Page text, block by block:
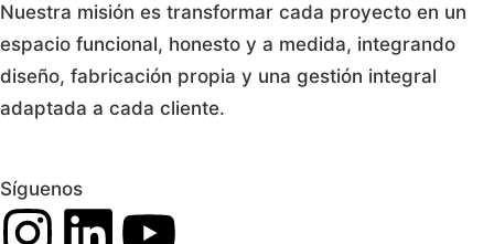
Nuestra misión es transformar cada proyecto en un
espacio funcional, honesto y a medida, integrando
diseño, fabricación propia y una gestión integral
adaptada a cada cliente.
Síguenos